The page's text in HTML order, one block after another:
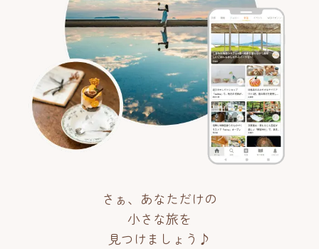
さぁ、あなただけの
小さな旅を
見つけましょう♪